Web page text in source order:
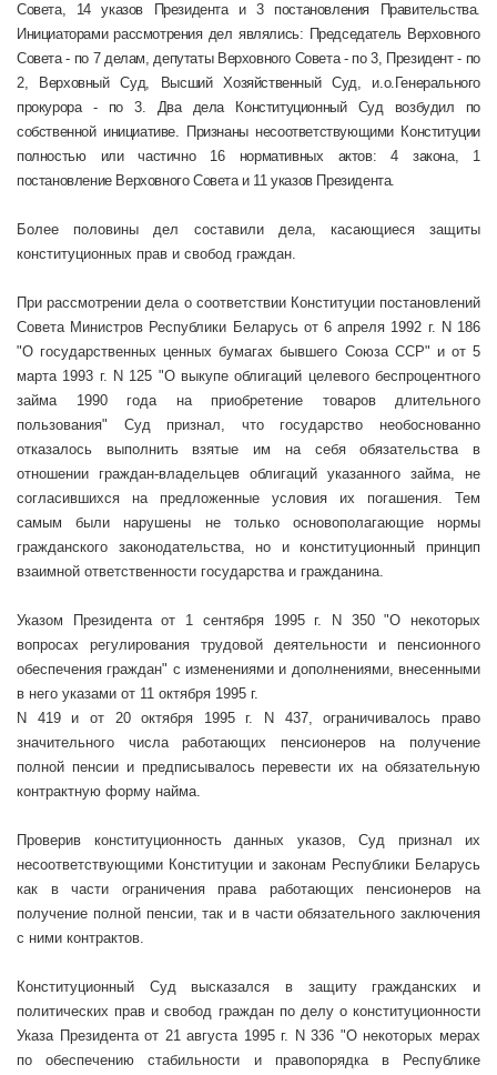
Совета, 14 указов Президента и 3 постановления Правительства.
Инициаторами рассмотрения дел являлись: Председатель Верховного
Совета - по 7 делам, депутаты Верховного Совета - по 3, Президент - по
2, Верховный Суд, Высший Хозяйственный Суд, и.о.Генерального
прокурора - по 3. Два дела Конституционный Суд возбудил по
собственной инициативе. Признаны несоответствующими Конституции
полностью или частично 16 нормативных актов: 4 закона, 1
постановление Верховного Совета и 11 указов Президента.
Более половины дел составили дела, касающиеся защиты
конституционных прав и свобод граждан.
При рассмотрении дела о соответствии Конституции постановлений
Совета Министров Республики Беларусь от 6 апреля 1992 г. N 186
"О государственных ценных бумагах бывшего Союза ССР" и от 5
марта 1993 г. N 125 "О выкупе облигаций целевого беспроцентного
займа 1990 года на приобретение товаров длительного
пользования" Суд признал, что государство необоснованно
отказалось выполнить взятые им на себя обязательства в
отношении граждан-владельцев облигаций указанного займа, не
согласившихся на предложенные условия их погашения. Тем
самым были нарушены не только основополагающие нормы
гражданского законодательства, но и конституционный принцип
взаимной ответственности государства и гражданина.
Указом Президента от 1 сентября 1995 г. N 350 "О некоторых
вопросах регулирования трудовой деятельности и пенсионного
обеспечения граждан" с изменениями и дополнениями, внесенными
в него указами от 11 октября 1995 г.
N 419 и от 20 октября 1995 г. N 437, ограничивалось право
значительного числа работающих пенсионеров на получение
полной пенсии и предписывалось перевести их на обязательную
контрактную форму найма.
Проверив конституционность данных указов, Суд признал их
несоответствующими Конституции и законам Республики Беларусь
как в части ограничения права работающих пенсионеров на
получение полной пенсии, так и в части обязательного заключения
с ними контрактов.
Конституционный Суд высказался в защиту гражданских и
политических прав и свобод граждан по делу о конституционности
Указа Президента от 21 августа 1995 г. N 336 "О некоторых мерах
по обеспечению стабильности и правопорядка в Республике